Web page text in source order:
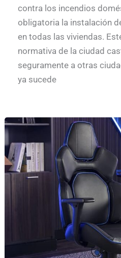
contra los incendios
obligatoria la instalación
en todas las viviendas.
normativa de la ciudad
seguramente a otras
ya sucede